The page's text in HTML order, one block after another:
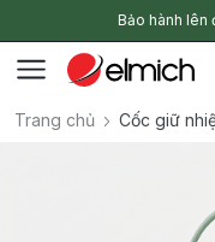
Bảo hành lên
Trang chủ Cốc giữ